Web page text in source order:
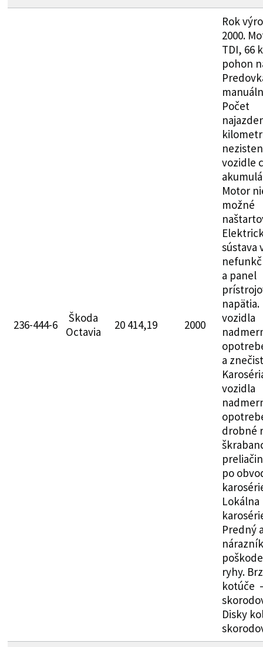
236-444-6
Škoda
Octavia
20 414,19 2000
Rok
2000.
TDI, 66
pohon
Počet
vozidle
Motor
možné
sústava
a panel
vozidla
a
vozidla
drobné
po
Lokálna
Predný
ryhy.
kotúče
Disky